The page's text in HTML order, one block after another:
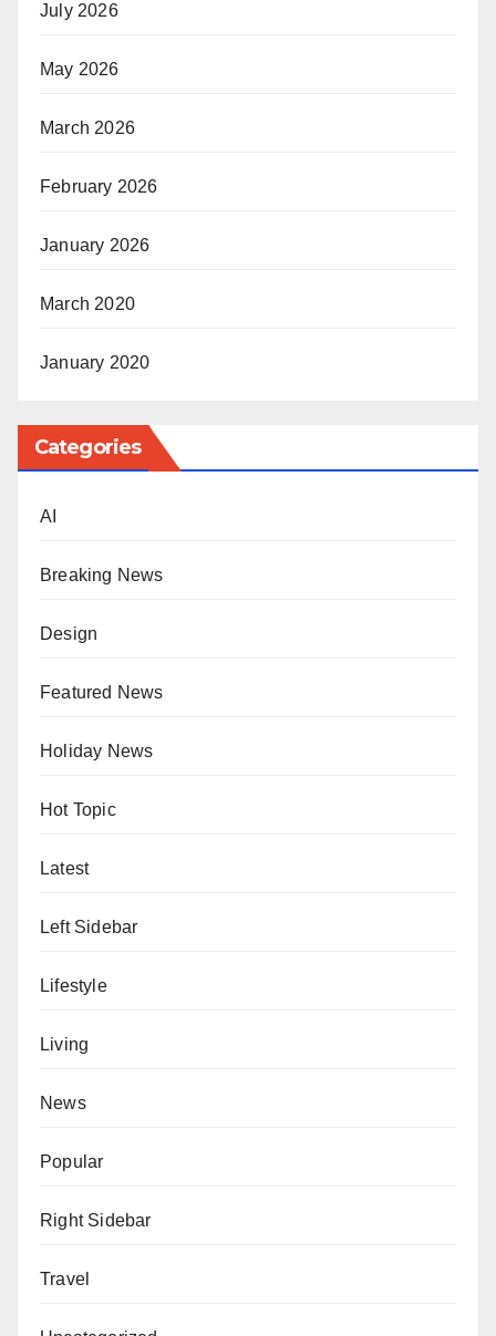
July 2026
May 2026
March 2026
February 2026
January 2026
March 2020
January 2020
Categories
AI
Breaking News
Design
Featured News
Holiday News
Hot Topic
Latest
Left Sidebar
Lifestyle
Living
News
Popular
Right Sidebar
Travel